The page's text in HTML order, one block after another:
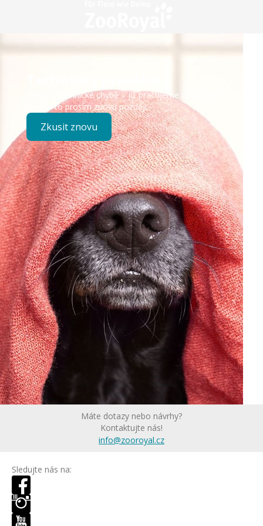
Došlo k technické chybě – již pracujeme na opravě.
Zkuste to prosím znovu později.
Zkusit znovu
Máte dotazy nebo návrhy?
Kontaktujte nás!
info@zooroyal.cz
Sledujte nás na: